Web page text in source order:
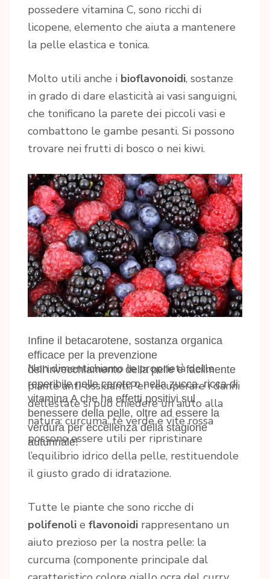
possedere vitamina C, sono ricchi di
licopene, elemento che aiuta a mantenere
la pelle elastica e tonica.
Molto utili anche i bioflavonoidi, sostanze
in grado di dare elasticità ai vasi sanguigni,
che tonificano la parete dei piccoli vasi e
combattono le gambe pesanti. Si possono
trovare nei frutti di bosco o nei kiwi.
Infine il betacarotene, sostanza organica
efficace per la prevenzione
dell’invecchiamento della pelle e facilmente
reperibile nelle carote o nella zucca, ricca di
vitamina A che ha effetti positivi sul
benessere della pelle, oltre ad essere la
verdura per eccellenza della stagione
autunnale!
Non dimentichiamo le proprietà delle
piante anti-ossidanti.Per recuperare i danni
dell’estate si può chiedere un aiuto alla
natura: curcuma, tè verde e vite rossa
possono essere utili per ripristinare
l’equilibrio idrico della pelle, restituendole
il giusto grado di idratazione.
Tutte le piante che sono ricche di
polifenoli e flavonoidi rappresentano un
aiuto prezioso per la nostra pelle: la
curcuma (componente principale dal